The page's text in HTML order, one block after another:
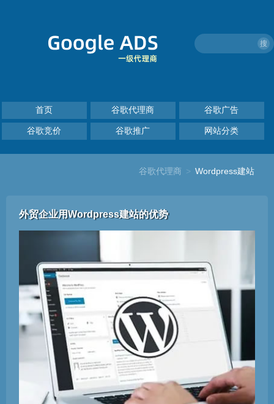
搜
首页 谷歌代理商 谷歌广告
谷歌竞价 谷歌推广 网站分类
谷歌代理商 > Wordpress建站
外贸企业用Wordpress建站的优势